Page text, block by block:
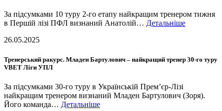
За підсумками 10 туру 2-го етапу найкращим тренером тижня
в Першій лізі ПФЛ визнаний Анатолій… Детальніше
26.05.2025
Тренерський ракурс. Младен Бартулович – найкращий тренер 30-го туру
VBET Ліги УПЛ
За підсумками 30-го туру в Українській Прем’єр-Лізі
найкращим тренером визнаний Младен Бартулович (Зоря).
Його команда… Детальніше